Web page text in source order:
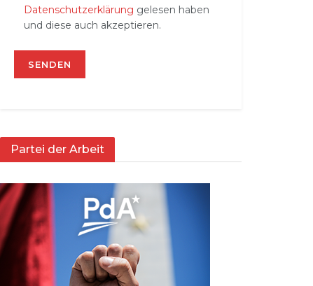
Datenschutzerklärung gelesen haben
und diese auch akzeptieren.
Partei der Arbeit